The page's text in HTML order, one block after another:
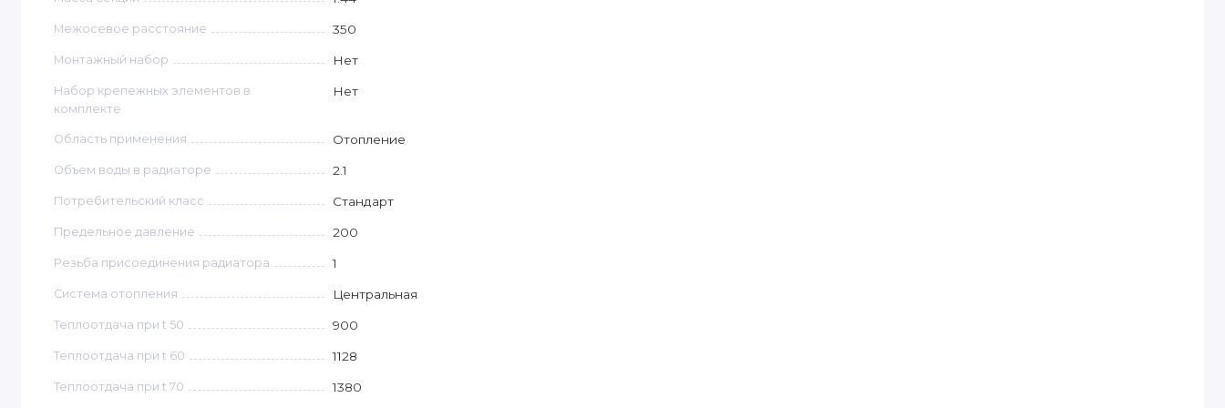
Межосевое расстояние 350
Монтажный набор Нет
Набор крепежных элементов в
комплекте
Нет
Область применения Отопление
Объем воды в радиаторе 2.1
Потребительский класс Стандарт
Предельное давление 200
Резьба присоединения радиатора 1
Система отопления Центральная
Теплоотдача при t 50 900
Теплоотдача при t 60 1128
Теплоотдача при t 70 1380